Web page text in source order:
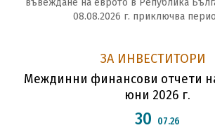
въвеждане на еврото в Република
08.08.2026 г. приключва
ЗА ИНВЕСТИТОРИ
Междинни финансови отчети
юни 2026 г.
30 07.26